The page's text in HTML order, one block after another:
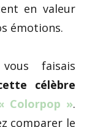
en valeur
émotions.
faisais
célèbre
Colorpop ».
comparer le